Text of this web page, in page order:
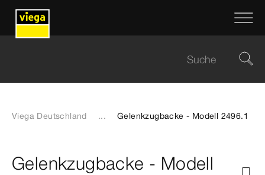
Viega Deutschland ... Gelenkzugbacke - Modell 2496.1
Gelenkzugbacke - Modell